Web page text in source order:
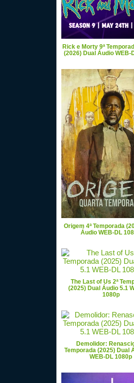
Rick e Morty 9ª
(2026) Dual Áudio WEB-
Origem 4ª Temporada
Áudio WEB-DL
The Last of Us 2ª
(2025) Dual Áudio 5.1
1080p
Demolidor:
Temporada (2025) Dual
WEB-DL 1080p